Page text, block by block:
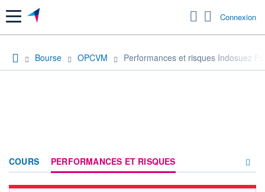
Menu Connexion
Bourse OPCVM Performances et risques Indosuez
COURS PERFORMANCES ET RISQUES